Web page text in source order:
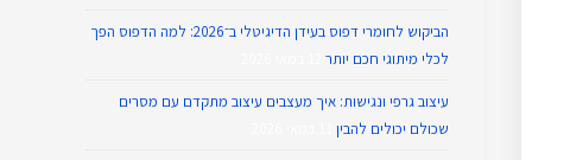
הביקוש לחומרי דפוס בעידן הדיגיטלי ב־2026: למה הדפוס הפך
לכלי מיתוגי חכם יותר
עיצוב גרפי ונגישות: איך מעצבים עיצוב מתקדם עם מסרים
שכולם יכולים להבין